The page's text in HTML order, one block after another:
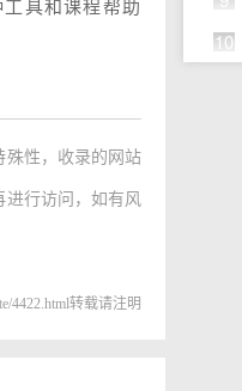
具和课程帮助
殊性，收录的网站
进行访问，如有风
4422.html转载请注明
10